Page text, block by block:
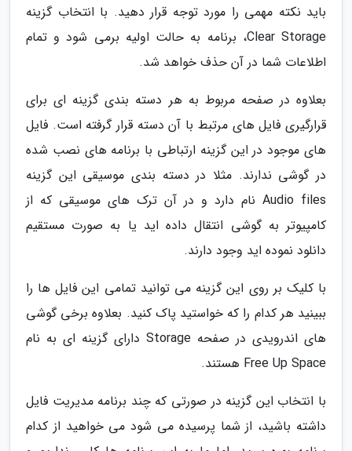
باید نکته مهمی را مورد توجه قرار دهید. با انتخاب گزینه
Clear Storage، برنامه به حالت اولیه برمی شود و تمام
اطلاعات شما در آن حذف خواهد شد.
بعلاوه در صفحه مربوط به هر دسته بندی گزینه ای برای
قرارگیری فایل های مرتبط با آن دسته قرار گرفته است. فایل
های موجود در این گزینه ارتباطی با برنامه های نصب شده
در گوشی ندارند. مثلا در دسته بندی موسیقی این گزینه
Audio files نام دارد و در آن ترک های موسیقی که از
کامپیوتر به گوشی انتقال داده اید یا به صورت مستقیم
دانلود نموده اید وجود دارند.
با کلیک بر روی این گزینه می توانید تمامی این فایل ها را
ببینید هر کدام را که خواستید پاک کنید. بعلاوه برخی گوشی
های اندرویدی در صفحه Storage دارای گزینه ای به نام
Free Up Space هستند.
با انتخاب این گزینه در صورتی که چند برنامه مدیریت فایل
داشته باشید، از شما پرسیده می شود می خواهید از کدام